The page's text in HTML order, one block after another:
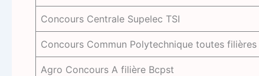
Concours Centrale Supelec TSI
Concours Commun Polytechnique toutes filières
Agro Concours A filière Bcpst